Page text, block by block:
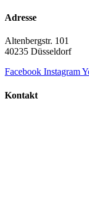
Adresse
Altenbergstr. 101
40235 Düsseldorf
Facebook Instagram
Kontakt